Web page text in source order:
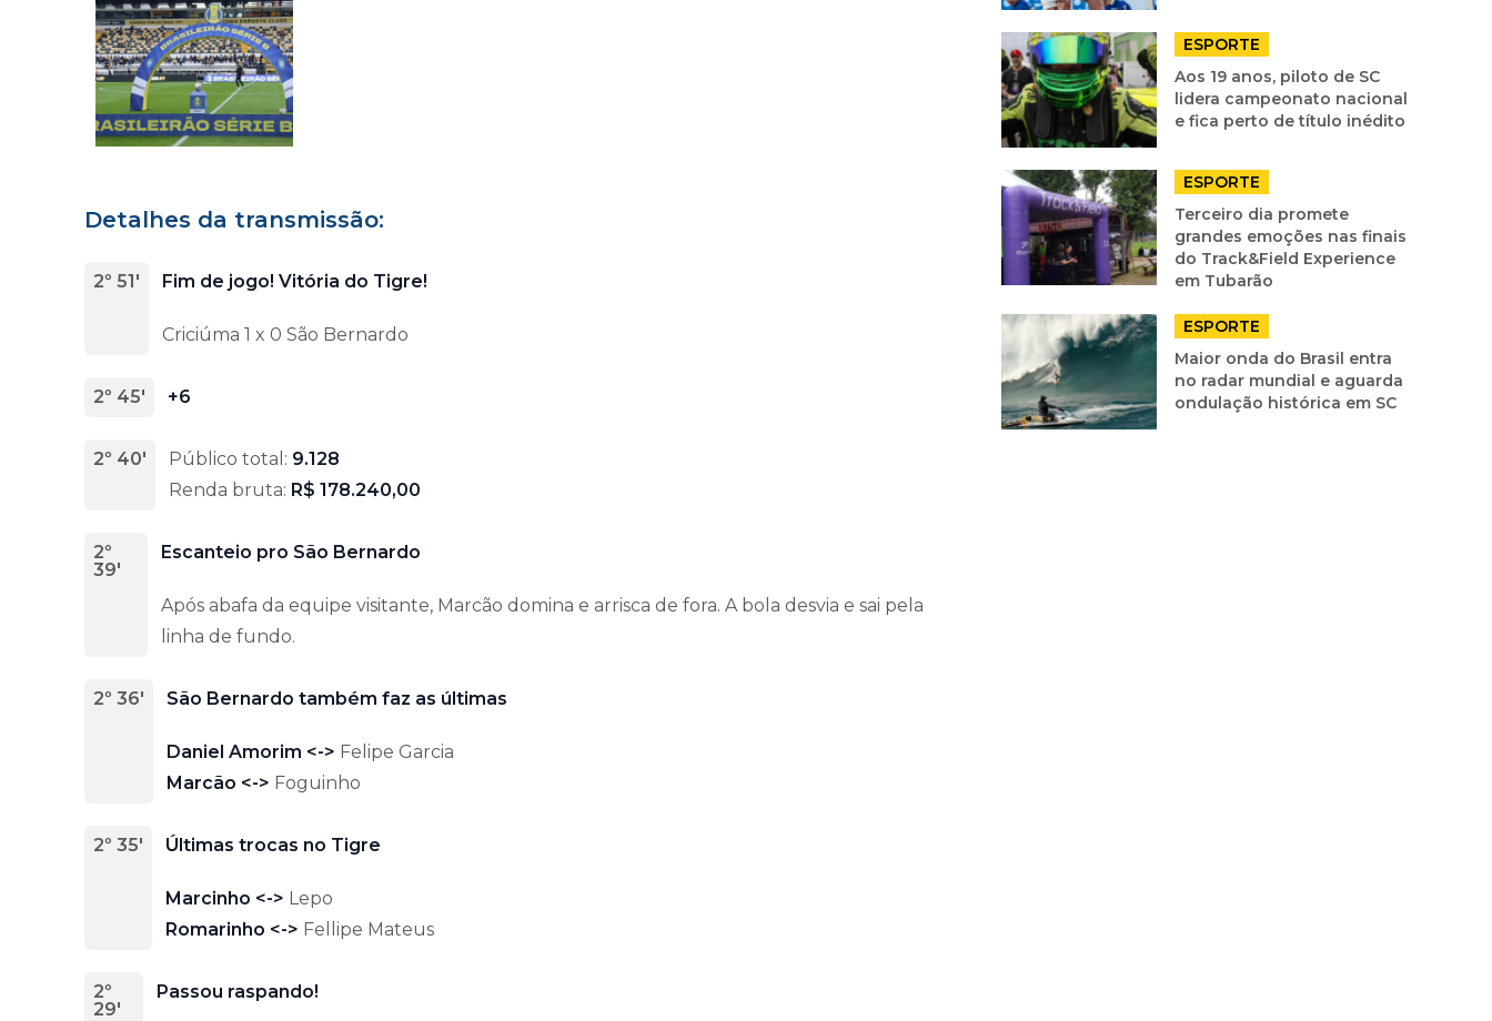
Detalhes da transmissão:
2º 51' Fim de jogo! Vitória do Tigre!
Criciúma 1 x 0 São Bernardo
2º 45' +6
2º 40' Público total: 9.128
Renda bruta: R$ 178.240,00
2º
39'
Escanteio pro São Bernardo
Após abafa da equipe visitante, Marcão domina e arrisca de fora. A bola desvia e sai pela
linha de fundo.
2º 36' São Bernardo também faz as últimas
Daniel Amorim <-> Felipe Garcia
Marcão <-> Foguinho
2º 35' Últimas trocas no Tigre
Marcinho <-> Lepo
Romarinho <-> Fellipe Mateus
2º
29'
Passou raspando!
ESPORTE
Aos 19 anos, piloto de SC
lidera campeonato nacional
e fica perto de título inédito
ESPORTE
Terceiro dia promete
grandes emoções nas finais
do Track&Field Experience
em Tubarão
ESPORTE
Maior onda do Brasil entra
no radar mundial e aguarda
ondulação histórica em SC